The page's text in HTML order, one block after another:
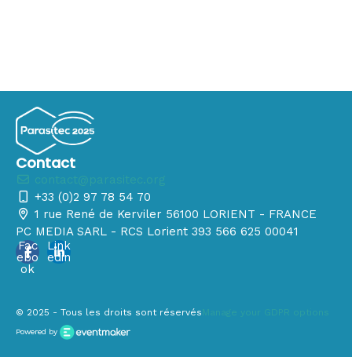
Contact
+33 (0)2 97 78 54 70
1 rue René de Kerviler 56100 LORIENT - FRANCE
PC MEDIA SARL - RCS Lorient 393 566 625 00041
Fac
ebo
ok
Link
edin
© 2025 - Tous les droits sont réservés
Powered by